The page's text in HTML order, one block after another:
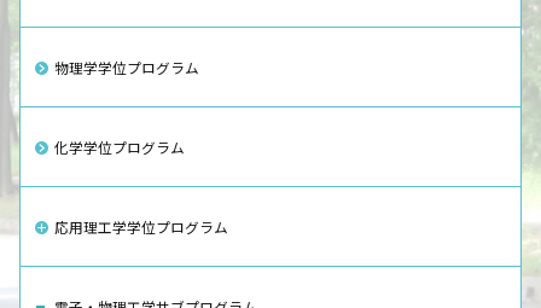
物理学学位プログラム
化学学位プログラム
応用理工学学位プログラム